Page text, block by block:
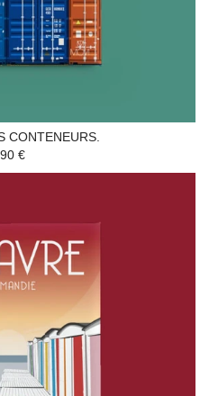
CONTENEURS.
€